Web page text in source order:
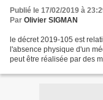
Publié le 17/02/2019 à
Par Olivier SIGMAN
le décret 2019-105 est
l'absence physique d'un
peut être réalisée par des